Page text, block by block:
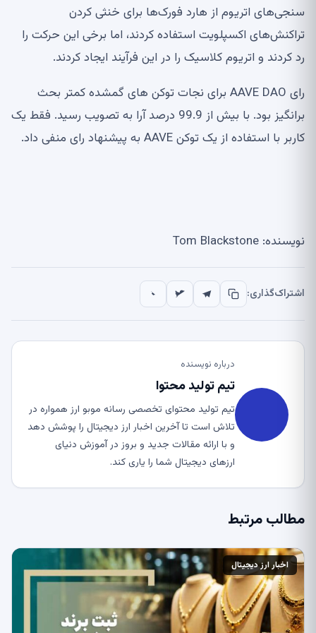
سنجی‌های اتریوم از هارد فورک‌ها برای خنثی کردن
تراکنش‌های اکسپلویت استفاده کردند، اما برخی این حرکت را
رد کردند و اتریوم کلاسیک را در این فرآیند ایجاد کردند.
رای AAVE DAO برای نجات توکن های گمشده کمتر بحث
برانگیز بود. با بیش از 99.9 درصد آرا به تصویب رسید. فقط یک
کاربر با استفاده از یک توکن AAVE به پیشنهاد رای منفی داد.
نویسنده: Tom Blackstone
اشتراک‌گذاری:
درباره نویسنده
تیم تولید محتوا
تیم تولید محتوای تخصصی رسانه موبو ارز همواره در
تلاش است تا آخرین اخبار ارز دیجیتال را پوشش دهد
و با ارائه مقالات جدید و بروز در آموزش دنیای
ارزهای دیجیتال شما را یاری کند.
مطالب مرتبط
اخبار ارز دیجیتال